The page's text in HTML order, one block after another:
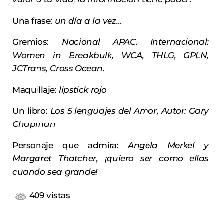
Una frase: un día a la vez…
Gremios: Nacional APAC. Internacional:
Women in Breakbulk, WCA, THLG, GPLN,
JCTrans, Cross Ocean.
Maquillaje:lipstick rojo
Un libro: Los 5 lenguajes del Amor, Autor: Gary
Chapman
Personaje que admira:Angela Merkel y
Margaret Thatcher, ¡quiero ser como ellas
cuando sea grande!
409 vistas